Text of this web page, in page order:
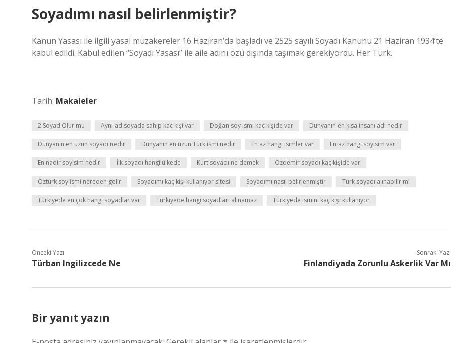
Soyadımı nasıl belirlenmiştir?
Kanun Yasası ile ilgili yasal müzakereler 16 Haziran’da başladı ve 2525 sayılı Soyadı Kanunu 21 Haziran 1934’te
kabul edildi. Kabul edilen “Soyadı Yasası” ile aile adını özü dışında taşımak gerekiyordu. Her Türk.
Tarih: Makaleler
2 Soyad Olur mu Aynı ad soyada sahip kaç kişi var Doğan soy ismi kaç kişide var Dünyanın en kısa insanı adı nedir
Dünyanın en uzun soyadı nedir Dünyanın en uzun Türk ismi nedir En az hangi isimler var En az hangi soyisim var
En nadir soyisim nedir İlk soyadı hangi ülkede Kurt soyadı ne demek Özdemir soyadı kaç kişide var
Öztürk soy ismi nereden gelir Soyadımı kaç kişi kullanıyor sitesi Soyadımı nasıl belirlenmiştir Türk soyadı alınabilir mi
Türkiyede en çok hangi soyadlar var Türkiyede hangi soyadları alınamaz Türkiyede ismini kaç kişi kullanıyor
Önceki Yazı
Türban Ingilizcede Ne
Sonraki Yazı
Finlandiyada Zorunlu Askerlik Var Mı
Bir yanıt yazın